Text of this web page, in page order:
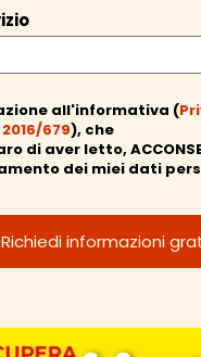
all'informativa (
2016/679), che
di aver letto,
dei miei dati